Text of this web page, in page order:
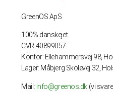
GreenOS ApS
100% danskejet
CVR 40899057
Kontor: Ellehammersvej 98,
Lager: Måbjerg Skolevej 32,
Mail: info@greenos.dk (vi